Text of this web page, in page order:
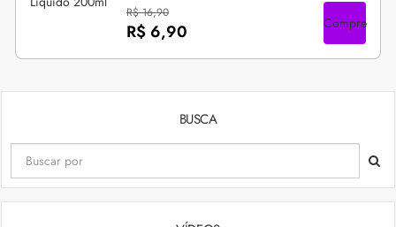
R$ 16,90
R$ 6,90 Compre
BUSCA